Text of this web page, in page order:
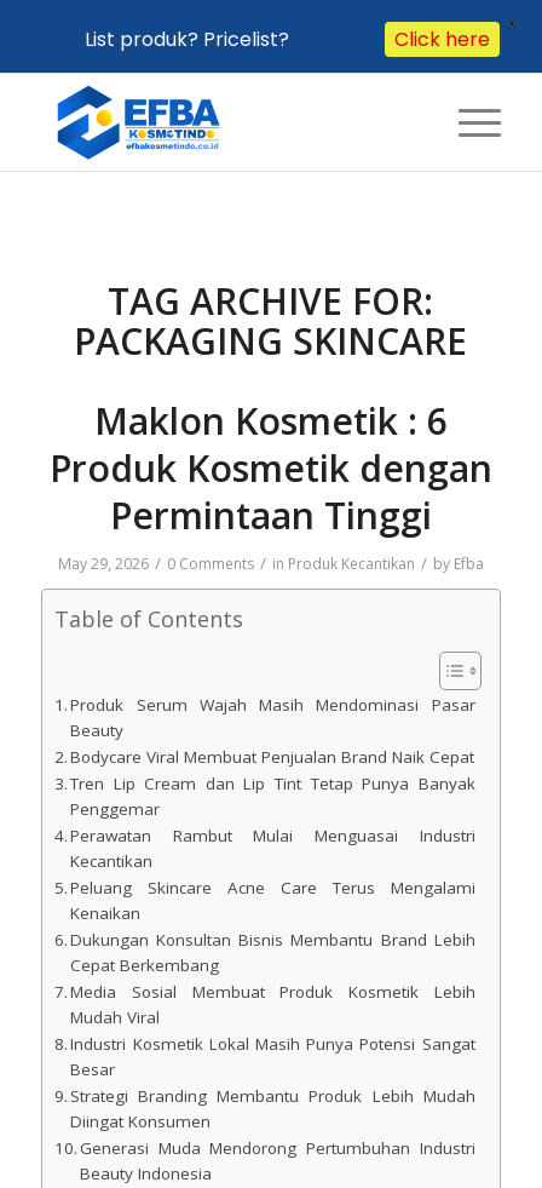
TAG ARCHIVE FOR:
PACKAGING SKINCARE
Maklon Kosmetik : 6
Produk Kosmetik dengan
Permintaan Tinggi
May 29, 2026 / 0 Comments / in Produk Kecantikan / by Efba
Table of Contents
Produk Serum Wajah Masih Mendominasi Pasar
Beauty
Bodycare Viral Membuat Penjualan Brand Naik Cepat
Tren Lip Cream dan Lip Tint Tetap Punya Banyak
Penggemar
Perawatan Rambut Mulai Menguasai Industri
Kecantikan
Peluang Skincare Acne Care Terus Mengalami
Kenaikan
Dukungan Konsultan Bisnis Membantu Brand Lebih
Cepat Berkembang
Media Sosial Membuat Produk Kosmetik Lebih
Mudah Viral
Industri Kosmetik Lokal Masih Punya Potensi Sangat
Besar
Strategi Branding Membantu Produk Lebih Mudah
Diingat Konsumen
Generasi Muda Mendorong Pertumbuhan Industri
Beauty Indonesia
List produk? Pricelist? Click here
X